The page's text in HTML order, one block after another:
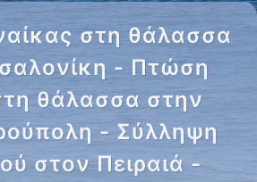
στη θάλασσα
- Πτώση
θάλασσα στην
- Σύλληψη
στον Πειραιά -